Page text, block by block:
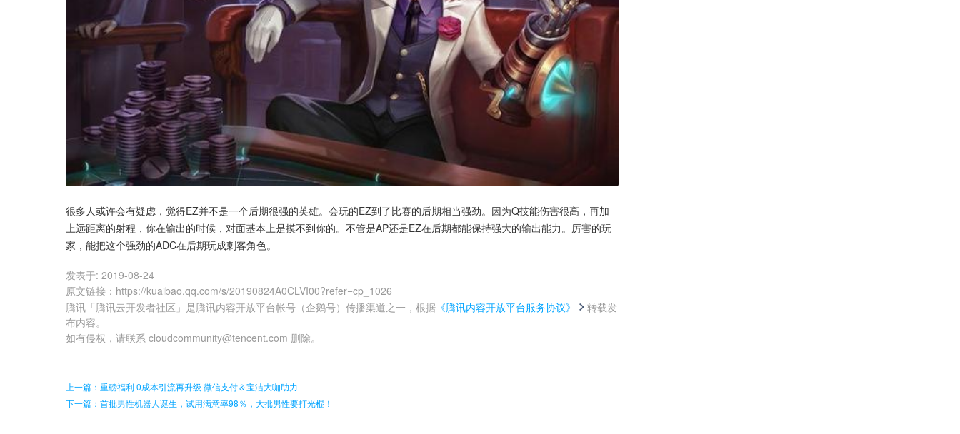
很多人或许会有疑虑，觉得EZ并不是一个后期很强的英雄。会玩的EZ到了比赛的后期相当强劲。因为Q技能伤害很高，再加
上远距离的射程，你在输出的时候，对面基本上是摸不到你的。不管是AP还是EZ在后期都能保持强大的输出能力。厉害的玩
家，能把这个强劲的ADC在后期玩成刺客角色。
发表于: 2019-08-24
原文链接 ： https://kuaibao.qq.com/s/20190824A0CLVI00?refer=cp_1026
腾讯「腾讯云开发者社区」是腾讯内容开放平台帐号（企鹅号）传播渠道之一，根据 《腾讯内容开放平台服务协议》
转载发
布内容。
如有侵权，请联系 cloudcommunity@tencent.com 删除。
上一篇：重磅福利 0成本引流再升级 微信支付＆宝洁大咖助力
下一篇：首批男性机器人诞生，试用满意率98％，大批男性要打光棍！